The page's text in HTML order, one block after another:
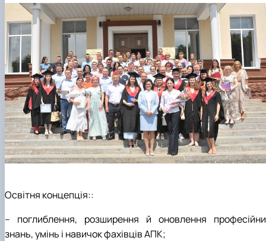
Освітня концепція::
– поглиблення, розширення й оновлення
знань, умінь і навичок фахівців АПК;